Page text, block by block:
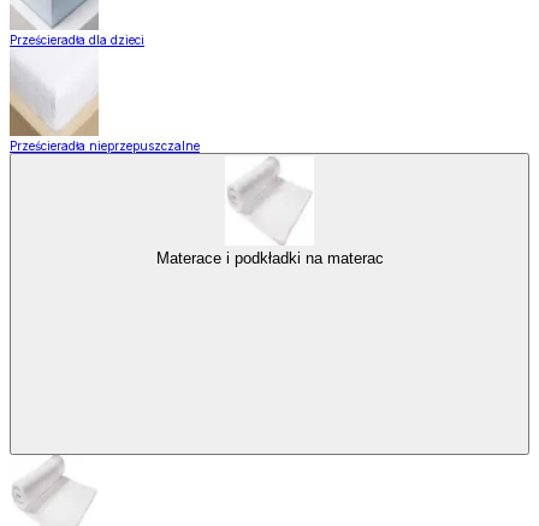
Prześcieradła dla dzieci
Prześcieradła nieprzepuszczalne
Materace i podkładki na materac